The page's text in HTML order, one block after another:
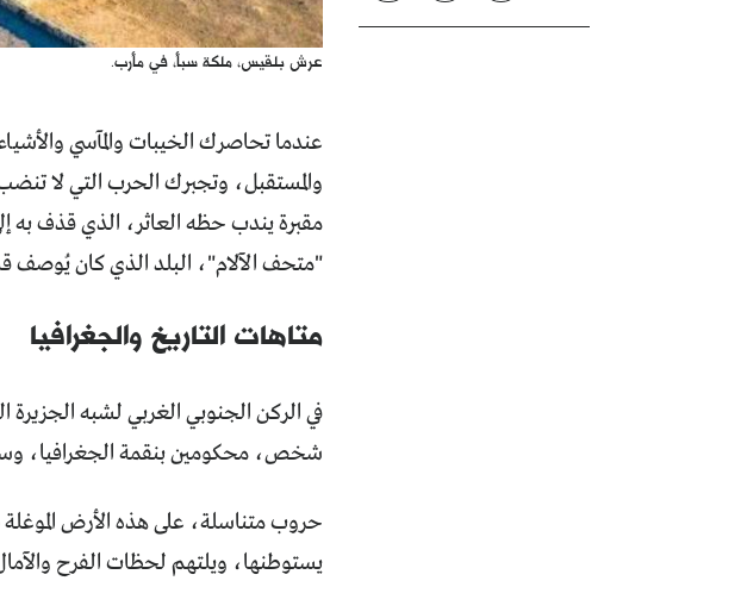
عرش بلقيس، ملكة سبأ، في مأرب.
عندما تحاصرك الخيبات والمآسي
والمستقبل، وتجبرك الحرب التي لا
مقبرة يندب حظه العاثر، الذي قذف به
"متحف الآلام"، البلد الذي كان يُوصف
متاهات التاريخ والجغرافيا
شخص، محكومين بنقمة الجغرافيا،
حروب متناسلة، على هذه الأرض الموغلة
يستوطنها، ويلتهم لحظات الفرح